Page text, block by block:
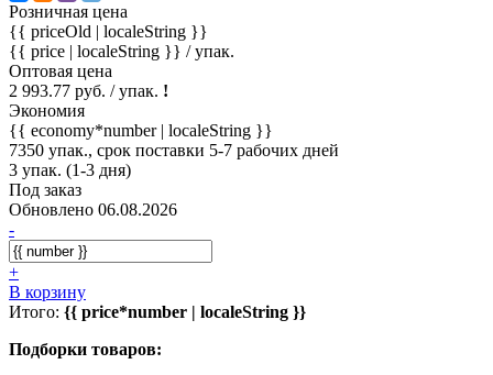
Розничная цена
{{ priceOld | localeString }}
{{ price | localeString }} / упак.
Оптовая цена
2 993.77 руб. / упак. !
Экономия
{{ economy*number | localeString }}
7350 упак., срок поставки 5-7 рабочих дней
3 упак. (1-3 дня)
Под заказ
Обновлено 06.08.2026
-
+
В корзину
Итого: {{ price*number | localeString }}
Подборки товаров: